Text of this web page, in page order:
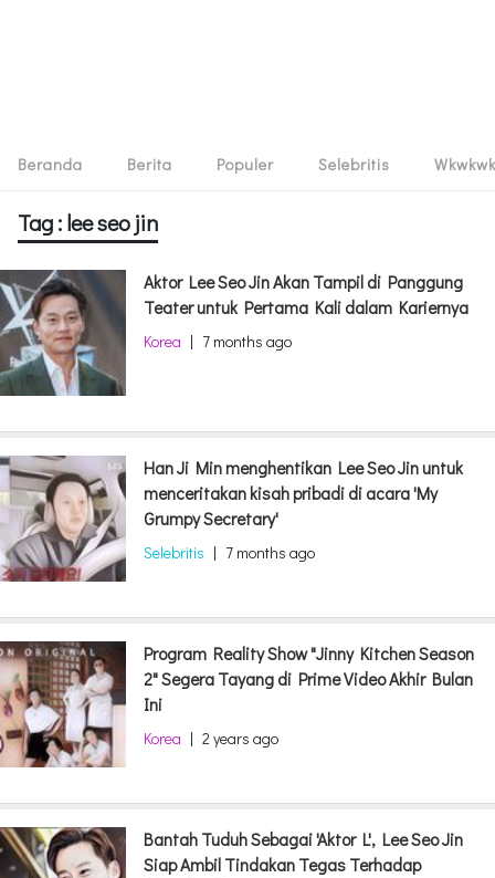
Beranda Berita Populer Selebritis Wkwkwk
Tag : lee seo jin
Aktor Lee Seo Jin Akan Tampil di Panggung
Teater untuk Pertama Kali dalam Kariernya
Korea | 7 months ago
Han Ji Min menghentikan Lee Seo Jin untuk
menceritakan kisah pribadi di acara 'My
Grumpy Secretary'
Selebritis | 7 months ago
Program Reality Show "Jinny Kitchen Season
2" Segera Tayang di Prime Video Akhir Bulan
Ini
Korea | 2 years ago
Bantah Tuduh Sebagai 'Aktor L', Lee Seo Jin
Siap Ambil Tindakan Tegas Terhadap